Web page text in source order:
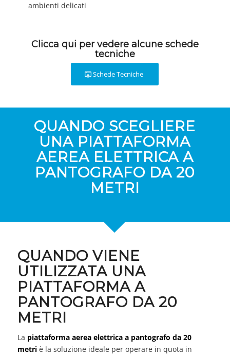
ambienti delicati
Clicca qui per vedere alcune schede
tecniche
Schede Tecniche
QUANDO SCEGLIERE
UNA PIATTAFORMA
AEREA ELETTRICA A
PANTOGRAFO DA 20
METRI
QUANDO VIENE
UTILIZZATA UNA
PIATTAFORMA A
PANTOGRAFO DA 20
METRI
La piattaforma aerea elettrica a pantografo da 20
metriè la soluzione ideale per operare in quota in